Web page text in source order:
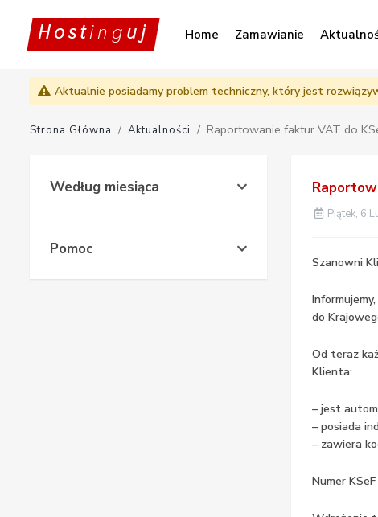
Hosting uj Home Zamawianie
Aktualnie posiadamy problem techniczny, który jest
Strona Główna Aktualności Raportowanie faktur VAT do
Według miesiąca
Pomoc
Piątek, 6
Szanowni
do
Od teraz
Klienta:
– jest
– posiada
– zawiera
Numer